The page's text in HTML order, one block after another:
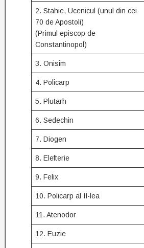
2. Stahie, Ucenicul (unul din cei
70 de Apostoli)
(Primul episcop de
Constantinopol)
3. Onisim
4. Policarp
5. Plutarh
6. Sedechin
7. Diogen
8. Elefterie
9. Felix
10. Policarp al II-lea
11. Atenodor
12. Euzie